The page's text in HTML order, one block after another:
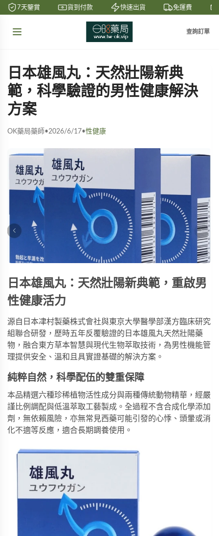
7天鑒賞 貨到付款 快速出貨 免運費
查詢訂單
日本雄風丸：天然壯陽新典
範，科學驗證的男性健康解決
方案
OK藥局藥師•2026/6/17•性健康
日本雄風丸：天然壯陽新典範，重啟男
性健康活力
源自日本冿村製藥株式會社與東京大學醫學部漢方臨床研究
組聯合研發，歷時五年反覆驗證的 日本雄風丸天然壯陽藥
物 ，融合東方草本智慧與現代生物萃取技術，為男性機能管
理提供安全、溫和且具實證基礎的解決方案。
純粹自然，科學配伍的雙重保障
本品精選六種珍稀植物活性成分與兩種傳統動物精華，經嚴
謹比例調配與低溫萃取工藝製成。全過程不含合成化學添加
劑，無依賴風險，亦無常見西藥可能引發的心悸、頭暈或消
化不適等反應，適合長期調養使用。